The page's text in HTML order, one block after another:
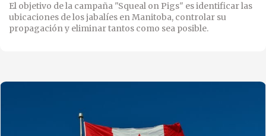
El objetivo de la campaña "Squeal on Pigs" es identificar las
ubicaciones de los jabalíes en Manitoba, controlar su
propagación y eliminar tantos como sea posible.